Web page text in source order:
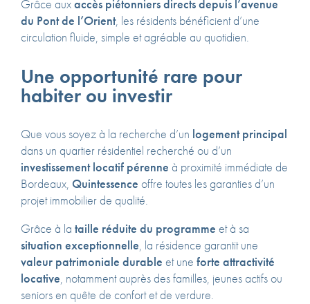
Grâce auxaccès piétonniers directs depuis l’avenue
du Pont de l’Orient, les résidents bénéficient d’une
circulation fluide, simple et agréable au quotidien.
Une opportunité rare pour
habiter ou investir
Que vous soyez à la recherche d’un logement principal
dans un quartier résidentiel recherché ou d’un
investissement locatif pérenne à proximité immédiate de
Bordeaux, Quintessence offre toutes les garanties d’un
projet immobilier de qualité.
Grâce à la taille réduite du programme et à sa
situation exceptionnelle, la résidence garantit une
valeur patrimoniale durable et une forte attractivité
locative, notamment auprès des familles, jeunes actifs ou
seniors en quête de confort et de verdure.